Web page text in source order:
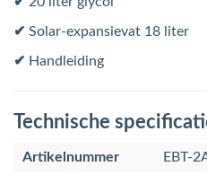
✔ Solar-expansievat 18 liter
✔ Handleiding
Technische
Artikelnummer
EBT-